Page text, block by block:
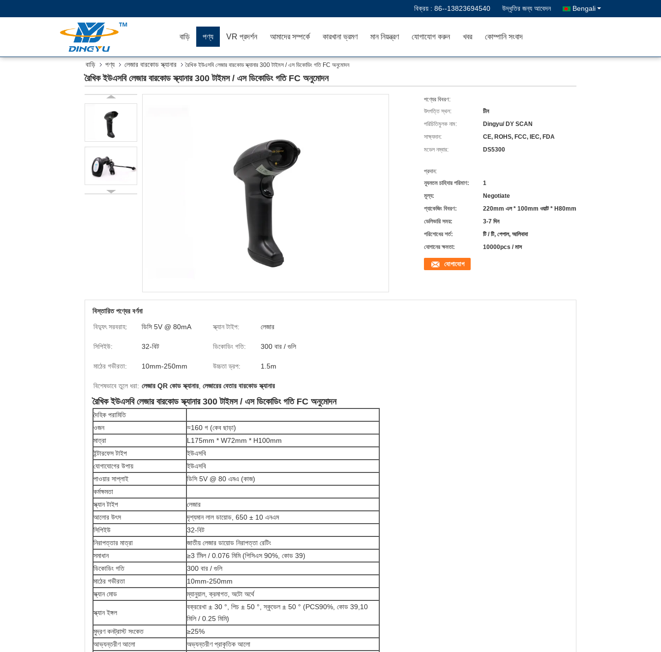
বিক্রয় : 86--13823694540 উদ্ধৃতির জন্য আবেদন Bengali
বাড়ি পণ্য VR প্রদর্শন আমাদের সম্পর্কে কারখানা ভ্রমণ মান নিয়ন্ত্রণ যোগাযোগ করুন খবর কোম্পানি সংবাদ
বাড়ি পণ্য লেজার বারকোড স্ক্যানার রৈখিক ইউএসবি লেজার বারকোড স্ক্যানার 300 টাইমস / এস ডিকোডিং গতি FC অনুমোদন
রৈখিক ইউএসবি লেজার বারকোড স্ক্যানার 300 টাইমস / এস ডিকোডিং গতি FC অনুমোদন
পণ্যের বিবরণ:
উৎপত্তি স্থল:
চীন
পরিচিতিমুলক নাম:
Dingyu/ DY SCAN
সাক্ষ্যদান:
CE, ROHS, FCC, IEC, FDA
মডেল নম্বার:
DS5300
প্রদান:
ন্যূনতম চাহিদার পরিমাণ:
1
মূল্য:
Negotiate
প্যাকেজিং বিবরণ:
220mm এল * 100mm ওয়াট * H80mm
ডেলিভারি সময়:
3-7 দিন
পরিশোধের শর্ত:
টি / টি, পেপাল, আলিবাবা
যোগানের ক্ষমতা:
10000pcs / মাস
যোগাযোগ
বিস্তারিত পণ্যের বর্ণনা
বিদ্যুৎ সরবরাহ:
ডিসি 5V @ 80mA স্ক্যান টাইপ: লেজার
সিপিইউ: 32-বিট ডিকোডিং গতি: 300 বার / গুলি
মাঠের গভীরতা: 10mm-250mm উচ্চতা ড্রপ: 1.5m
বিশেষভাবে তুলে ধরা: লেজার QR কোড স্ক্যানার লেজারের বেতার বারকোড স্ক্যানার
রৈখিক ইউএসবি লেজার বারকোড স্ক্যানার 300 টাইমস / এস ডিকোডিং গতি FC অনুমোদন
দৈহিক পরামিতি
ওজন
≈160 গ (কেব ছাড়া)
মাত্রা
L175mm * W72mm * H100mm
ইন্টারফেস টাইপ
ইউএসবি
যোগাযোগের উপায়
ইউএসবি
পাওয়ার সাপ্লাই
ডিসি 5V @ 80 এমএ (কাজ)
কর্মক্ষমতা
স্ক্যান টাইপ
লেজার
আলোর উৎস
দৃশ্যমান লাল ডায়োড, 650 ± 10 এনএম
সিপিইউ
32-বিট
নিরাপত্তার মাত্রা
জাতীয় লেজার ডায়োড নিরাপত্তা রেটিং
সমাধান
≥3 মিিল / 0.076 মিমি (পিসিএস 90%, কোড 39)
ডিকোডিং গতি
300 বার / গুলি
মাঠের গভীরতা
10mm-250mm
স্ক্যান মোড
ম্যানুয়াল, ক্রমাগত, অটো অর্থে
স্ক্যান ইঙ্গল
বক্ররেখা ± 30 °, পিচ ± 50 °, স্কুভেল ± 50 ° (PCS90%, কোড 39,10
মিলি / 0.25 মিমি)
মুদ্রণ কনট্রাস্ট সংকেত
≥25%
আভ্যন্তরীণ আলো
অভ্যন্তরীণ প্রাকৃতিক আলো